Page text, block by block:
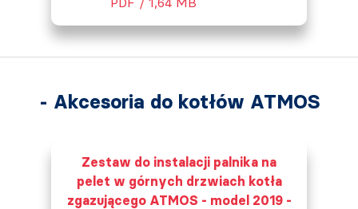
- Akcesoria do kotłów ATMOS
Zestaw do instalacji palnika na
pelet w górnych drzwiach kotła
zgazującego ATMOS - model 2019 -